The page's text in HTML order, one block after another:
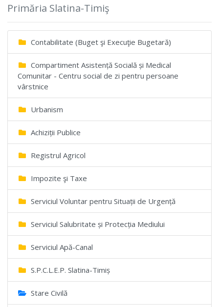
Primăria Slatina-Timiş
Contabilitate (Buget şi Execuţie Bugetară)
Compartiment Asistență Socială și Medical
Comunitar - Centru social de zi pentru persoane
vârstnice
Urbanism
Achiziții Publice
Registrul Agricol
Impozite şi Taxe
Serviciul Voluntar pentru Situații de Urgență
Serviciul Salubritate și Protecția Mediului
Serviciul Apă-Canal
S.P.C.L.E.P. Slatina-Timiș
Stare Civilă